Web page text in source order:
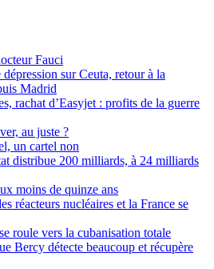
Fauci
sur Ceuta, retour à la
Madrid
rachat d’Easyjet : profits de la guerre
au juste ?
un cartel non
distribue 200 milliards, à 24 milliards
moins de quinze ans
réacteurs nucléaires et la France se
roule vers la cubanisation totale
Bercy détecte beaucoup et récupère